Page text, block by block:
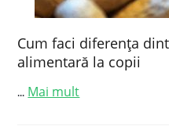
Cum faci diferenţa
alimentară la copii
... Mai mult